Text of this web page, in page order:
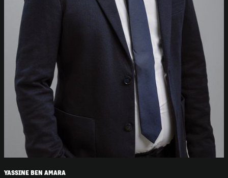
YASSINE BEN AMARA